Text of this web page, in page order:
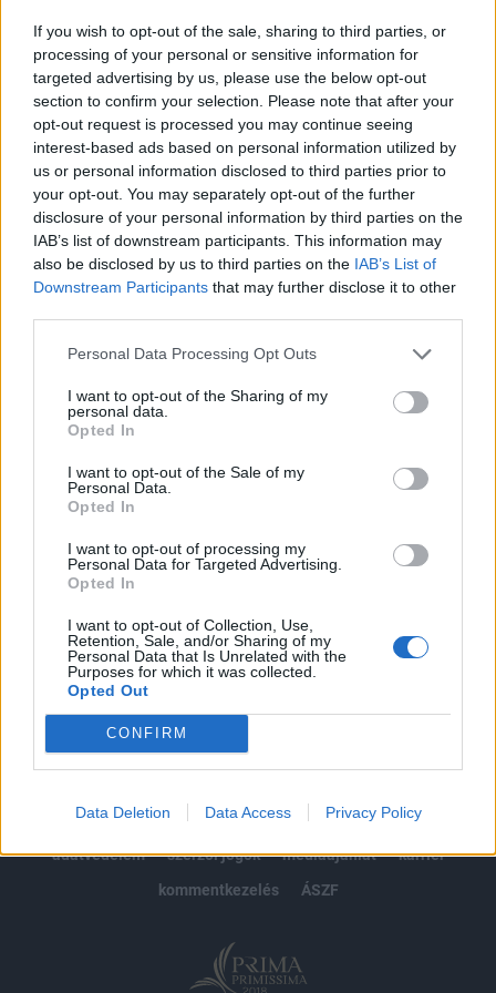
If you wish to opt-out of the sale, sharing to third parties, or
processing of your personal or sensitive information for
targeted advertising by us, please use the below opt-out
section to confirm your selection. Please note that after your
opt-out request is processed you may continue seeing
interest-based ads based on personal information utilized by
us or personal information disclosed to third parties prior to
your opt-out. You may separately opt-out of the further
disclosure of your personal information by third parties on the
IAB’s list of downstream participants. This information may
also be disclosed by us to third parties on the IAB’s List of
Downstream Participants that may further disclose it to other
Personal Data Processing Opt Outs
I want to opt-out of the Sharing of my
personal data.
Opted In
I want to opt-out of the Sale of my
Personal Data.
Opted In
I want to opt-out of processing my
Personal Data for Targeted Advertising.
Opted In
I want to opt-out of Collection, Use,
Retention, Sale, and/or Sharing of my
Personal Data that Is Unrelated with the
Purposes for which it was collected.
Opted Out
CONFIRM
Data Deletion Data Access Privacy Policy
Tegnap a gazdasági tárca szakállamtitkára azt jelezte,
hogy a januári árampiaci liberalizáció nyomán az árak
+/-10%-os mértékben változhatnak, de közép távon már
lefelé mozdulhatnak el az árak.Kapcsolódó
cikkünk2007.06.02 11:30Eddig titkos adatokat tett közzé a
GKM - miért marad el a júliusi gázárcsökkentés is?
KEDVES OLVASÓNK!
A keresett cikk a portfolio.hu hírarchívumához
tartozik, melynek olvasása előfizetéses
regisztrációhoz kötött.
Az előfizetés a következőket tartalmazza:
Portfolio.hu teljes cikkarchívum
kötéslistái
impresszum
jogi nyilatkozat
süti beállítások
adatvédelem
szerzői jogok médiaajánlat
karrier
kommentkezelés
ÁSZF